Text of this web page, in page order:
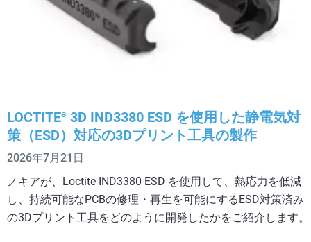
LOCTITE® 3D IND3380 ESD を使用した静電気対
策（ESD）対応の3Dプリント工具の製作
2026年7月21日
ノキアが、Loctite IND3380 ESD を使用して、熱応力を低減
し、持続可能なPCBの修理・再生を可能にするESD対策済み
の3Dプリント工具をどのように開発したかをご紹介します。